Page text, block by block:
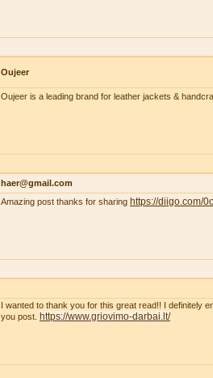
Oujeer
Oujeer is a leading brand for leather jackets &
haer@gmail.com
Amazing post thanks for sharing https://diigo.com/
I wanted to thank you for this great read!! I definitely
you post.
https://www.griovimo-darbai.lt/